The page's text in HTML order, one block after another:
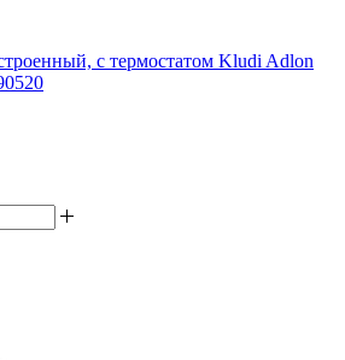
с термостатом Kludi Adlon